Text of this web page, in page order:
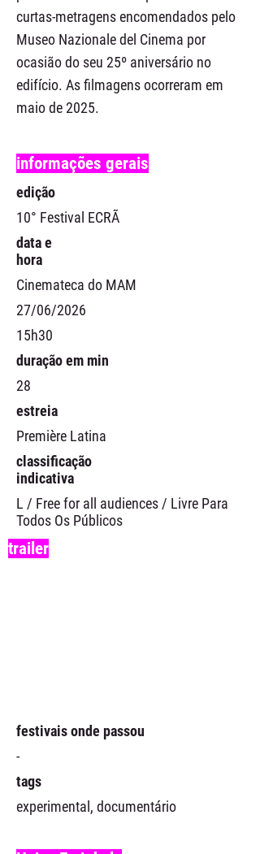
curtas-metragens encomendados pelo
Museo Nazionale del Cinema por
ocasião do seu 25º aniversário no
edifício. As filmagens ocorreram em
maio de 2025.
informações gerais
edição
10° Festival ECRÃ
data e
hora
Cinemateca do MAM
27/06/2026
15h30
duração em min
28
estreia
Première Latina
classificação
indicativa
L / Free for all audiences / Livre Para
Todos Os Públicos
trailer
festivais onde passou
-
tags
experimental, documentário